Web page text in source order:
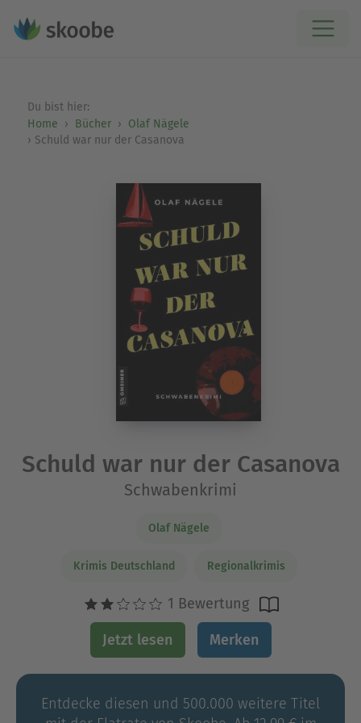
Du bist hier:
Home
Bücher
Olaf Nägele
Schuld war nur der Casanova
Schuld war nur der Casanova
Schwabenkrimi
Olaf Nägele
Krimis Deutschland Regionalkrimis
1 Bewertung
Jetzt lesen Merken
Entdecke diesen und 500.000 weitere Titel